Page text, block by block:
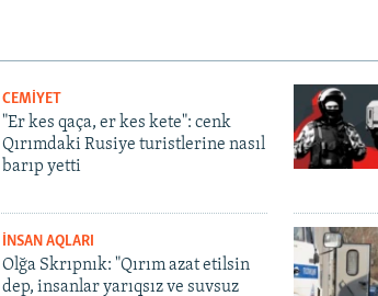
CEMİYET
"Er kes qaça, er kes kete": cenk
Qırımdaki Rusiye turistlerine nasıl
barıp yetti
İNSAN AQLARI
Olğa Skrıpnık: "Qırım azat etilsin
dep, insanlar yarıqsız ve suvsuz